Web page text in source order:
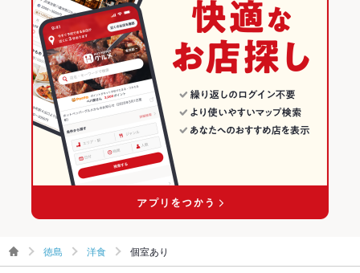
徳島 洋食 個室あり